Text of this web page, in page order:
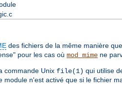
des fichiers de la même manière
pour les cas où mod_mime ne
commande Unix file(1) qui utilise
n'est activé que si le fichier